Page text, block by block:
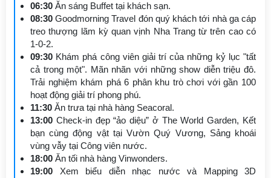
06:30 Ăn sáng Buffet tại khách sạn.
08:30Goodmorning Travel đón quý khách tới nhà ga cáp
treo thượng lãm kỳ quan vịnh Nha Trang từ trên cao có
1-0-2.
09:30 Khám phá công viên giải trí của những kỷ lục "tất
cả trong một". Mãn nhãn với những show diễn triệu đô.
Trải nghiệm khám phá 6 phân khu trò chơi với gần 100
hoạt động giải trí phong phú.
11:30 Ăn trưa tại nhà hàng Seacoral.
13:00 Check-in đẹp “ảo diệu” ở The World Garden, Kết
bạn cùng động vật tại Vườn Quý Vương, Sảng khoái
vùng vẫy tại Công viên nước.
18:00 Ăn tối nhà hàng Vinwonders.
19:00 Xem biểu diễn nhạc nước và Mapping 3D